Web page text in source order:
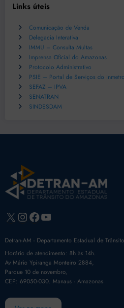
Links úteis
Comunicação de Venda
Delegacia Interativa
IMMU – Consulta Multas
Imprensa Oficial do Amazonas
Protocolo Administrativo
PSIE – Portal de Serviços do
SEFAZ – IPVA
SENATRAN
SINDESDAM
X Instagram
Facebook
Youtube
Detran-AM - Departamento Estadual de
Horário de atendimento: 8h às 14h.
Av Mário Ypiranga Monteiro 2884,
Parque 10 de novembro,
CEP: 69050-030. Manaus - Amazonas